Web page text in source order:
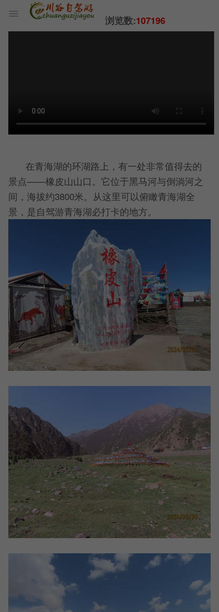
浏览数:107196
在青海湖的环湖路上，有一处非常值得去的
景点——橡皮山山口。它位于黑马河与倒淌河之
间，海拔约3800米。从这里可以俯瞰青海湖全
景，是自驾游青海湖必打卡的地方。